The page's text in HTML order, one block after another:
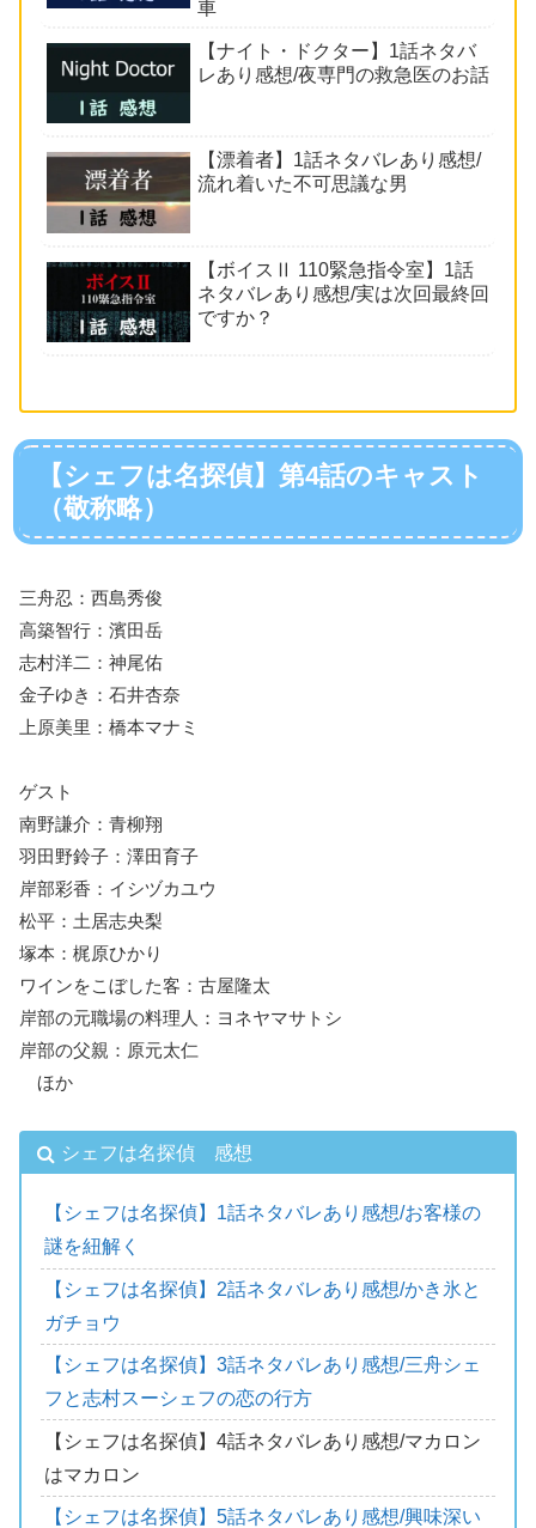
車
【ナイト・ドクター】1話ネタバ
レあり感想/夜専門の救急医のお話
【漂着者】1話ネタバレあり感想/
流れ着いた不可思議な男
【ボイスⅡ 110緊急指令室】1話
ネタバレあり感想/実は次回最終回
ですか？
【シェフは名探偵】第4話のキャスト
（敬称略）
三舟忍：西島秀俊
高築智行：濱田岳
志村洋二：神尾佑
金子ゆき：石井杏奈
上原美里：橋本マナミ
ゲスト
南野謙介：青柳翔
羽田野鈴子：澤田育子
岸部彩香：イシヅカユウ
松平：土居志央梨
塚本：梶原ひかり
ワインをこぼした客：古屋隆太
岸部の元職場の料理人：ヨネヤマサトシ
岸部の父親：原元太仁
ほか
シェフは名探偵 感想
【シェフは名探偵】1話ネタバレあり感想/お客様の
謎を紐解く
【シェフは名探偵】2話ネタバレあり感想/かき氷と
ガチョウ
【シェフは名探偵】3話ネタバレあり感想/三舟シェ
フと志村スーシェフの恋の行方
【シェフは名探偵】4話ネタバレあり感想/マカロン
はマカロン
【シェフは名探偵】5話ネタバレあり感想/興味深い